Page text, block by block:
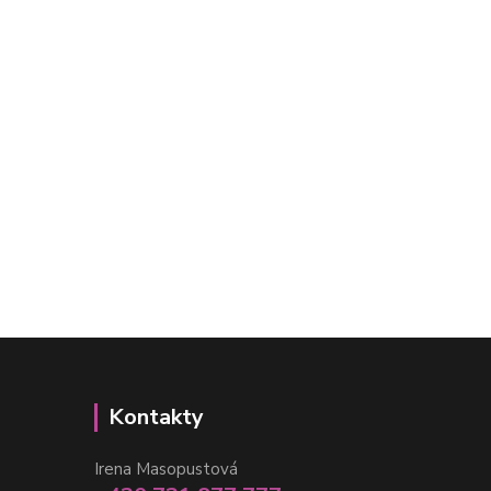
Kontakty
Irena Masopustová